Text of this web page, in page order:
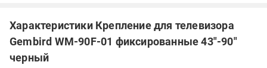
Характеристики Крепление для телевизора
Gembird WM-90F-01 фиксированные 43"-90"
черный